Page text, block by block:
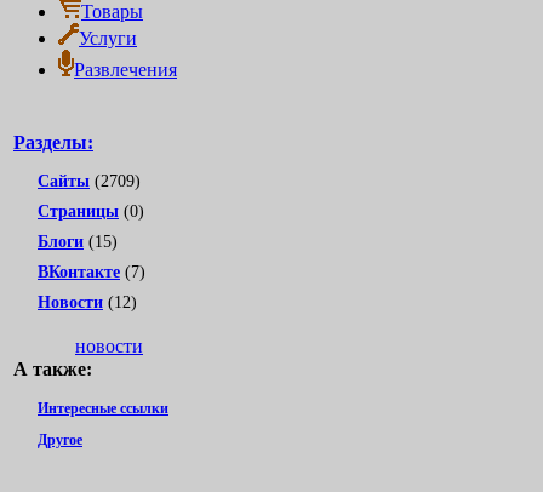
Товары
Услуги
Развлечения
Разделы:
Сайты (2709)
Страницы (0)
Блоги (15)
ВКонтакте (7)
Новости (12)
новости
А также:
Интересные ссылки
Другое